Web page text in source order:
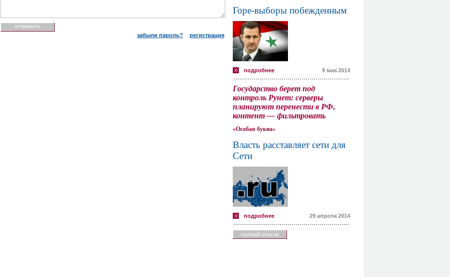
забыли пароль? регистрация
Горе-выборы побежденным
подробнее 8 мая 2014
Государство берет под
контроль Рунет: серверы
планируют перенести в РФ,
контент — фильтровать
«Особая буква»
Власть расставляет сети для
Сети
подробнее 29 апреля 2014
полный список